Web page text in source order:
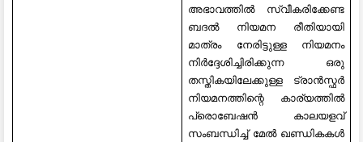
അഭാവത്തിൽ സ്വീകരിക്കേണ്ട
ബദൽ നിയമന രീതിയായി
മാത്രം നേരിട്ടുള്ള നിയമനം
നിർദ്ദേശിച്ചിരിക്കുന്ന ഒരു
തസ്തികയിലേക്കുള്ള ട്രാൻസ്ഫർ
നിയമനത്തിന്റെ കാര്യത്തിൽ
പ്രൊബേഷന്‍ കാലയളവ്
സംബന്ധിച്ച് മേൽ ഖണ്ഡികകൾ